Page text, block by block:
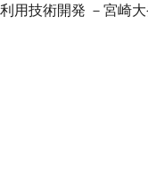
用技術開発 －宮崎大